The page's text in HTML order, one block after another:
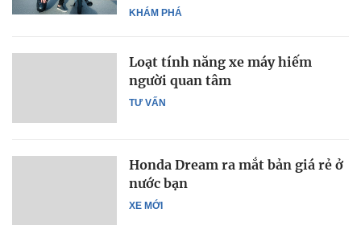
KHÁM PHÁ
TƯ VẤN
Loạt tính năng xe máy hiếm
người quan tâm
XE MỚI
Honda Dream ra mắt bản giá rẻ ở
nước bạn